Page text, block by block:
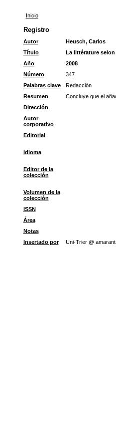
Inicio
Registro
Autor
Heusch, Carlos
Título
La littérature
Año
2008
Número
347
Palabras clave
Redacción
Resumen
Concluye que el
Dirección
Autor
corporativo
Editorial
Idioma
Editor de la
colección
Volumen de la
colección
ISSN
Área
Notas
Insertado por
Uni-Trier @